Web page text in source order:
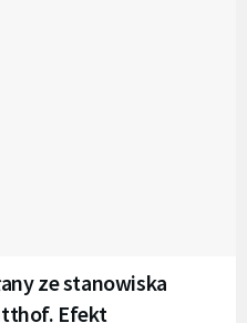
ze stanowiska
Efekt